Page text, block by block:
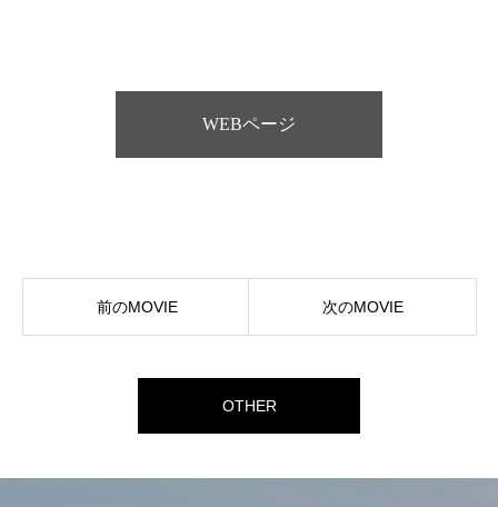
WEBページ
前のMOVIE 次のMOVIE
OTHER